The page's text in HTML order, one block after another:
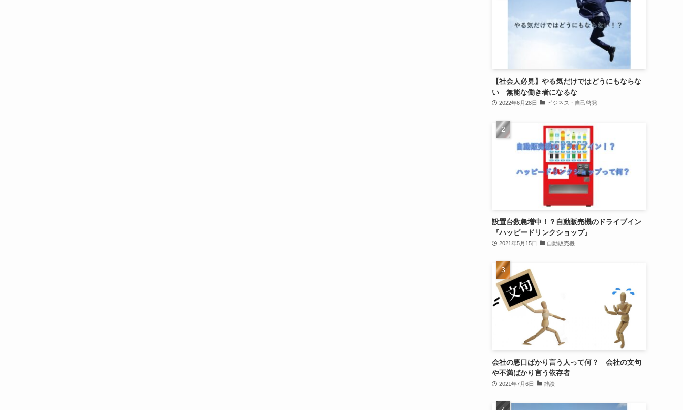
【社会人必見】やる気だけではどうにもならな
い 無能な働き者になるな
2022年6月28日 ビジネス・自己啓発
設置台数急増中！？自動販売機のドライブイン
『ハッピードリンクショップ』
2021年5月15日 自動販売機
会社の悪口ばかり言う人って何？ 会社の文句
や不満ばかり言う依存者
2021年7月6日 雑談